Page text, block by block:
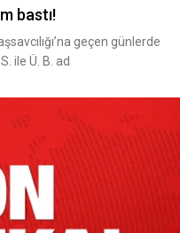
bastı!
geçen günlerde
ile Ü. B. ad